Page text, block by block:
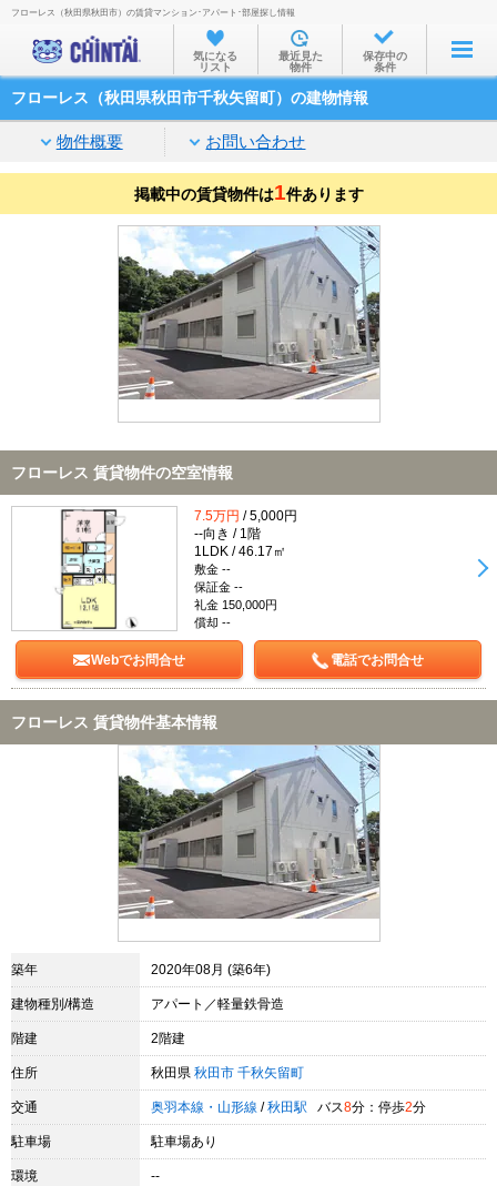
お部屋を探す
沿線・駅から
住所から
家賃相場から
通勤通学時間から
物件特集から
不動産会社から
フローレス（秋田県秋田市）の賃貸マンション･アパート･部屋探し情報
気になる
リスト
最近見た
物件
保存中の
条件
フローレス（秋田県秋田市千秋矢留町）の建物情報
物件概要 お問い合わせ
掲載中の賃貸物件は1件あります
フローレス 賃貸物件の空室情報
7.5万円 / 5,000円
--向き / 1階
1LDK / 46.17㎡
敷金 --
保証金 --
礼金 150,000円
償却 --
Webでお問合せ 電話でお問合せ
フローレス 賃貸物件基本情報
築年 2020年08月 (築6年)
建物種別/構造 アパート／軽量鉄骨造
階建 2階建
住所 秋田県 秋田市 千秋矢留町
交通 奥羽本線・山形線 / 秋田駅 バス8分：停歩2分
駐車場 駐車場あり
環境
--